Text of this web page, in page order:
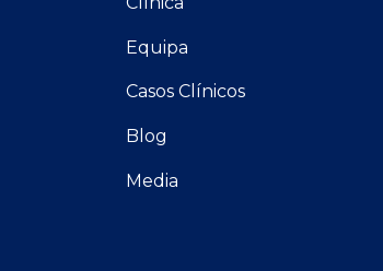
Equipa
Casos Clínicos
Blog
Media